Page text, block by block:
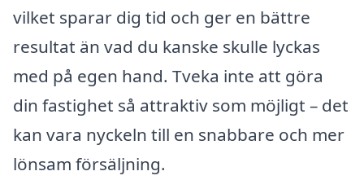
vilket sparar dig tid och ger en bättre
resultat än vad du kanske skulle lyckas
med på egen hand. Tveka inte att göra
din fastighet så attraktiv som möjligt – det
kan vara nyckeln till en snabbare och mer
lönsam försäljning.